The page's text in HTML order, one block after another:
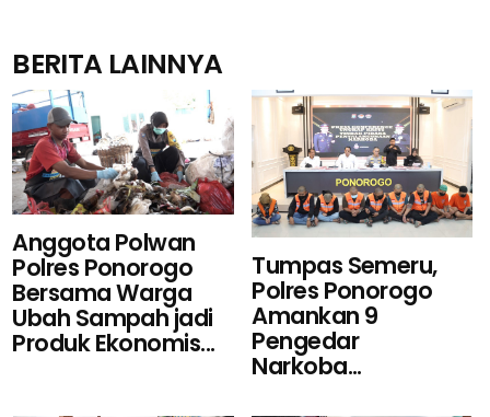
BERITA LAINNYA
Anggota Polwan
Polres Ponorogo
Bersama Warga
Ubah Sampah jadi
Produk Ekonomis...
Tumpas Semeru,
Polres Ponorogo
Amankan 9
Pengedar
Narkoba...